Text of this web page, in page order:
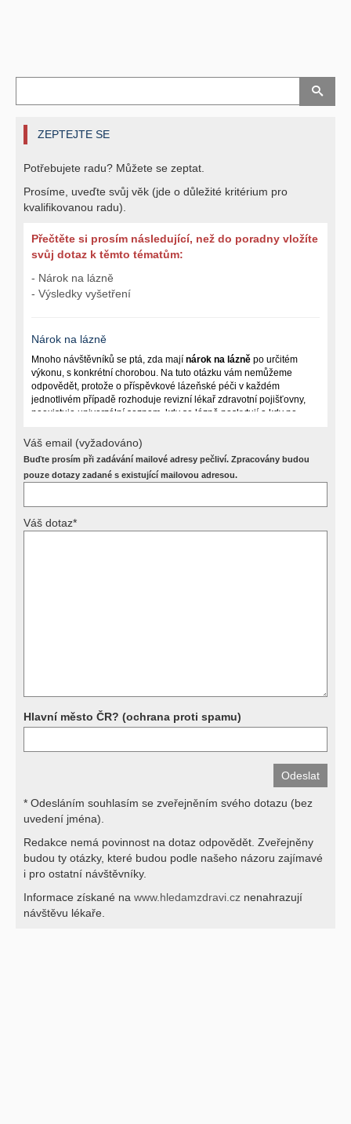
ZEPTEJTE SE
Potřebujete radu? Můžete se zeptat.
Prosíme, uveďte svůj věk (jde o důležité kritérium pro
kvalifikovanou radu).
Přečtěte si prosím následující, než do poradny vložíte
svůj dotaz k těmto tématům:
- Nárok na lázně
- Výsledky vyšetření
Nárok na lázně
Mnoho návštěvníků se ptá, zda mají nárok na lázně po určitém
výkonu, s konkrétní chorobou. Na tuto otázku vám nemůžeme
odpovědět, protože o příspěvkové lázeňské péči v každém
jednotlivém případě rozhoduje revizní lékař zdravotní pojišťovny,
neexistuje univerzální seznam, kdy se lázně poskytují a kdy ne.
postižení pacienta a dalších zdravotních okolnostech.
Požádejte svého ošetřujícího lékaře o návrh, který pak posoudí
příslušný revizní lékař. My vám spolehlivou odpověď dát
Výsledky vyšetření
Váš email (vyžadováno)
Buďte prosím při zadávání mailové adresy pečliví. Zpracovány budou
pouze dotazy zadané s existující mailovou adresou.
Váš dotaz*
Hlavní město ČR? (ochrana proti spamu)
* Odesláním souhlasím se zveřejněním svého dotazu (bez
uvedení jména).
Redakce nemá povinnost na dotaz odpovědět. Zveřejněny
budou ty otázky, které budou podle našeho názoru zajímavé
i pro ostatní návštěvníky.
Informace získané na www.hledamzdravi.cz nenahrazují
návštěvu lékaře.